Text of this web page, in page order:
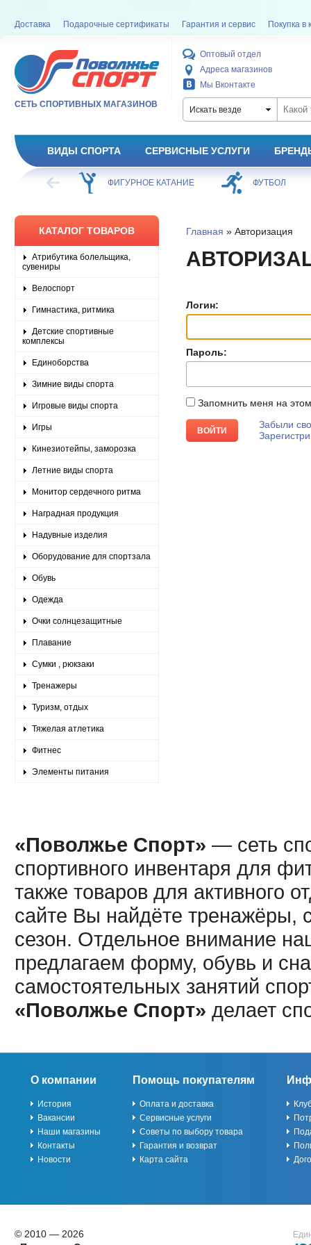
Доставка Подарочные сертификаты Гарантия и сервис Покупка в
СЕТЬ СПОРТИВНЫХ МАГАЗИНОВ
Оптовый отдел
Адреса магазинов
Мы Вконтакте
Искать везде
ВИДЫ СПОРТА СЕРВИСНЫЕ УСЛУГИ
ХОККЕЙ ФИГУРНОЕ КАТАНИЕ ФУТБОЛ
КАТАЛОГ ТОВАРОВ
Атрибутика болельщика,
сувениры
Велоспорт
Гимнастика, ритмика
Детские спортивные
комплексы
Единоборства
Зимние виды спорта
Игровые виды спорта
Игры
Кинезиотейпы, заморозка
Летние виды спорта
Монитор сердечного ритма
Наградная продукция
Надувные изделия
Оборудование для спортзала
Обувь
Одежда
Очки солнцезащитные
Плавание
Сумки , рюкзаки
Тренажеры
Туризм, отдых
Тяжелая атлетика
Фитнес
Элементы питания
Главная » Авторизация
Логин:
Пароль:
Запомнить меня на
Забыли
«Поволжье Спорт» — сеть
спортивного инвентаря для
также товаров для активного
сайте Вы найдёте тренажёры,
сезон. Отдельное внимание
предлагаем форму, обувь и
самостоятельных занятий
«Поволжье Спорт» делает
О компании
История
Вакансии
Наши магазины
Контакты
Новости
Помощь покупателям
Оплата и доставка
Сервисные услуги
Советы по выбору товара
Гарантия и возврат
Карта сайта
© 2010 — 2026